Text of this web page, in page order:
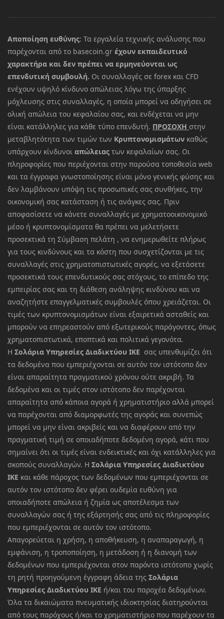
Αποποίηση ευθύνης: Τα εργαλεία τεχνικής ανάλυσης που
παρέχονται από το basecoin.gr έχουν εκπαιδευτικό
χαρακτήρα και δεν πρέπει να ερμηνεύονται ως
επενδυτική συμβουλή. Οι συναλλαγές σε forex και CFD
ενέχουν υψηλό κίνδυνο απώλειας λόγω της ύπαρξης
μόχλευσης στις συναλλαγές, η οποία μπορεί να οδηγήσει σε
ολική απώλεια του κεφαλαίου σας, και ενδέχεται να μην
είναι κατάλληλες για κάθε τύπο επενδυτή. ΠΡΟΣΟΧΗ στην
μεταβλητότητα των τιμών των Κρυπτονομισμάτων καθώς
υπάρχουν κίνδυνοι απώλειας των κεφαλαίων σας. Οι
πληροφορίες που περιέχονται στην παρούσα τοποθεσία web
και τα έγγραφα γνωστοποίησης είναι μόνο γενικής φύσης και
δεν λαμβάνουν υπόψη τις προσωπικές σας συνθήκες, την
οικονομική σας κατάσταση ή τις ανάγκες σας. Πριν
αποφασίσετε να κάνετε συναλλαγές με χρηματοοικονομικό
μέσο ή κρυπτονομίσματα θα πρέπει να μελετήσετε
προσεκτικά τη Σύμβαση πελάτη , να ενημερωθείτε πλήρως
για τους κινδύνους και τα κόστη που συσχετίζονται με τις
συναλλαγές στις χρηματοπιστωτικές αγορές, να εξετάσετε
προσεκτικά τους επενδυτικούς σας στόχους, το επίπεδο της
εμπειρίας σας και τη διάθεση ανάληψης κινδύνου και να
αναζητήστε επαγγελματικές συμβουλές όπου χρειάζεται. Οι
τιμές των κρυπτονομισμάτων είναι εξαιρετικά ασταθείς και
μπορούν να επηρεαστούν από εξωτερικούς παράγοντες, όπως
χρηματοπιστωτικά, εποπτικά και πολιτικά γεγονότα.
Η Σολάρια Υπηρεσίες Διαδικτύου ΙΚΕ σας υπενθυμίζει ότι
τα δεδομένα που εμπεριέχονται σε αυτόν τον ιστότοπο δεν
είναι απαραίτητα πραγματικού χρόνου ούτε ακριβή. Τα
δεδομένα και οι τιμές στον ιστότοπο δεν παρέχονται
απαραίτητα από κάποια αγορά ή χρηματιστήριο αλλά μπορεί
να παρέχονται από διαμορφωτές της αγοράς και συνεπώς
μπορεί να μην είναι ακριβείς και να διαφέρουν από την
πραγματική τιμή σε οποιαδήποτε δεδομένη αγορά, κάτι που
σημαίνει ότι οι τιμές είναι ενδεικτικές και όχι κατάλληλες για
σκοπούς συναλλαγών. Η Σολάρια Υπηρεσίες Διαδικτύου
ΙΚΕ και κάθε πάροχος των δεδομένων που εμπεριέχονται σε
αυτόν τον ιστότοπο δεν φέρει ουδεμία ευθύνη για
οποιαδήποτε απώλεια ή ζημία ως αποτέλεσμα των
συναλλαγών σας ή της εξάρτησής σας από τις πληροφορίες
που εμπεριέχονται σε αυτόν τον ιστότοπο.
Απαγορεύεται η χρήση, η αποθήκευση, η αναπαραγωγή, η
εμφάνιση, η τροποποίηση, η μετάδοση ή η διανομή των
δεδομένων που εμπεριέχονται στον παρόντα ιστότοπο χωρίς
τη ρητή προηγούμενη έγγραφη άδεια της Σολάρια
Υπηρεσίες Διαδικτύου ΙΚΕ ή/και του παροχέα δεδομένων.
Όλα τα δικαιώματα πνευματικής ιδιοκτησίας διατηρούνται
από τους παρόχους ή/και το χρηματιστήριο που παρέχουν τα